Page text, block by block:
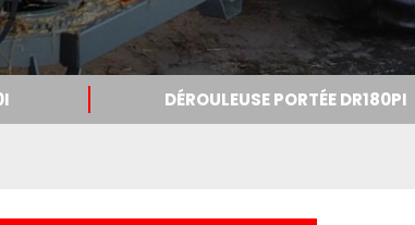
DÉROULEUSE PORTÉE DR180PI